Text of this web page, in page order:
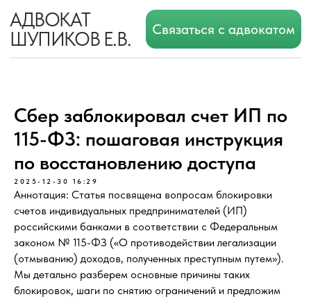
АДВОКАТ
ШУПИКОВ Е.В.
Связаться с адвокатом
Сбер заблокировал счет ИП по
115-ФЗ: пошаговая инструкция
по восстановлению доступа
2025-12-30 16:29
Аннотация: Статья посвящена вопросам блокировки
счетов индивидуальных предпринимателей (ИП)
российскими банками в соответствии с Федеральным
законом № 115-ФЗ («О противодействии легализации
(отмыванию) доходов, полученных преступным путем»).
Мы детально разберем основные причины таких
блокировок, шаги по снятию ограничений и предложим